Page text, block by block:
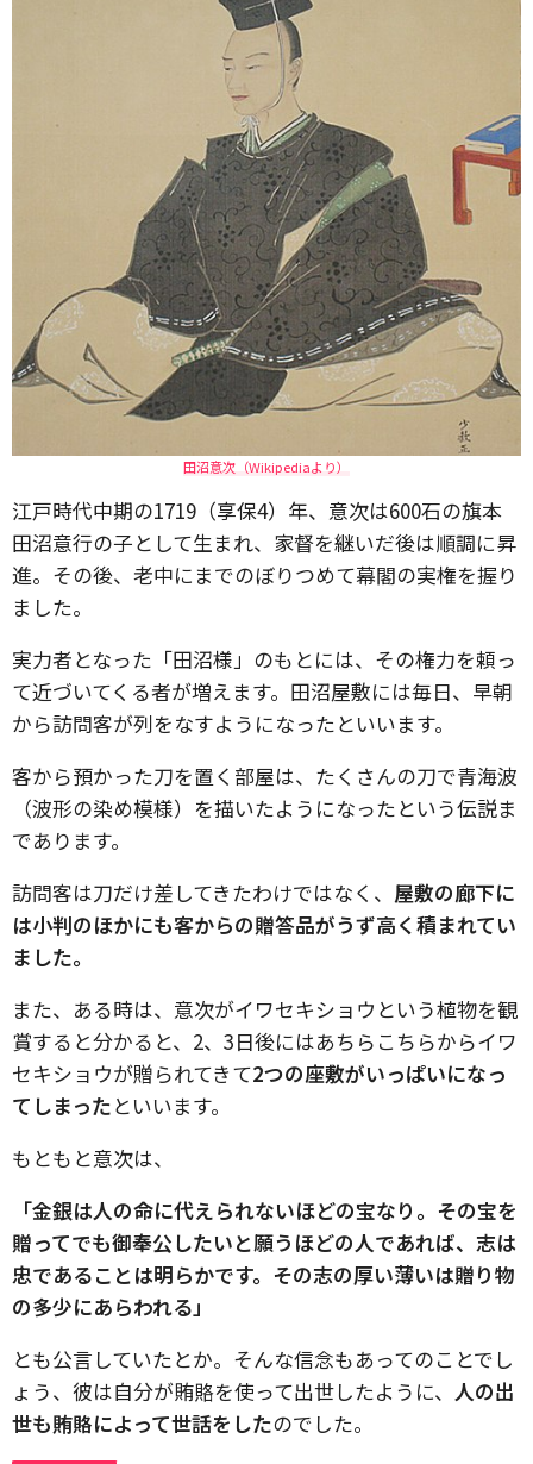
田沼意次（Wikipediaより）
江戸時代中期の1719（享保4）年、意次は600石の旗本
田沼意行の子として生まれ、家督を継いだ後は順調に昇
進。その後、老中にまでのぼりつめて幕閣の実権を握り
ました。
実力者となった「田沼様」のもとには、その権力を頼っ
て近づいてくる者が増えます。田沼屋敷には毎日、早朝
から訪問客が列をなすようになったといいます。
客から預かった刀を置く部屋は、たくさんの刀で青海波
（波形の染め模様）を描いたようになったという伝説ま
であります。
訪問客は刀だけ差してきたわけではなく、 屋敷の廊下に
は小判のほかにも客からの贈答品がうず高く積まれてい
ました。
また、ある時は、意次がイワセキショウという植物を観
賞すると分かると、2、3日後にはあちらこちらからイワ
セキショウが贈られてきて2つの座敷がいっぱいになっ
てしまったといいます。
もともと意次は、
「金銀は人の命に代えられないほどの宝なり。その宝を
贈ってでも御奉公したいと願うほどの人であれば、志は
忠であることは明らかです。その志の厚い薄いは贈り物
の多少にあらわれる」
とも公言していたとか。そんな信念もあってのことでし
ょう、彼は自分が賄賂を使って出世したように、 人の出
世も賄賂によって世話をしたのでした。